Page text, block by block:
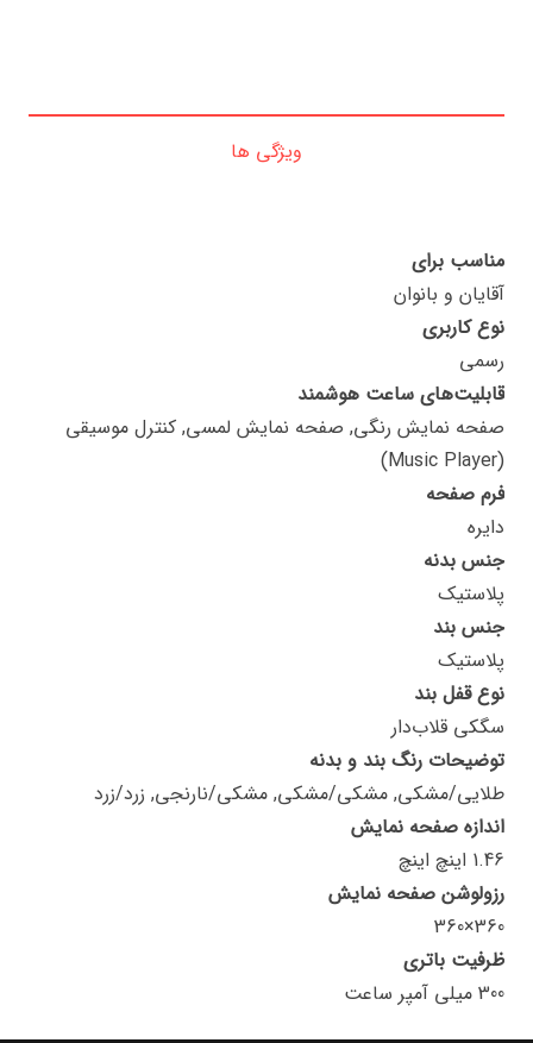
ویژگی ها
مناسب برای
آقایان و بانوان
نوع کاربری
رسمی
قابلیت‌های ساعت هوشمند
صفحه نمایش رنگی, صفحه نمایش لمسی, کنترل موسیقی
(Music Player)
فرم صفحه
دایره
جنس بدنه
پلاستیک
جنس بند
پلاستیک
نوع قفل بند
سگکی قلاب‌دار
توضیحات رنگ بند و بدنه
طلایی/مشکی, مشکی/مشکی, مشکی/نارنجی, زرد/زرد
اندازه صفحه نمایش
1.46 اینچ اینچ
رزولوشن صفحه نمایش
360×360
ظرفیت باتری
300 میلی آمپر ساعت